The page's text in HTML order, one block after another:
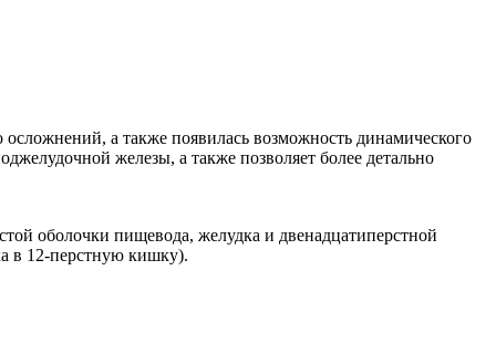
а также появилась возможность динамического
железы, а также позволяет более детально
оболочки пищевода, желудка и двенадцатиперстной
в 12-перстную кишку).